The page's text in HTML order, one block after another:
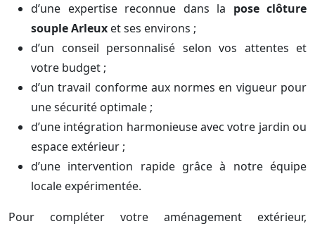
d’une expertise reconnue dans la pose clôture
souple Arleux et ses environs ;
d’un conseil personnalisé selon vos attentes et
votre budget ;
d’un travail conforme aux normes en vigueur pour
une sécurité optimale ;
d’une intégration harmonieuse avec votre jardin ou
espace extérieur ;
d’une intervention rapide grâce à notre équipe
locale expérimentée.
Pour compléter votre aménagement extérieur,